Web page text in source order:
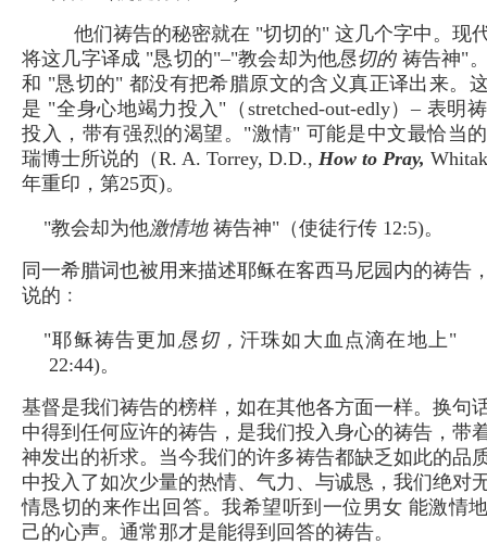
他们祷告的秘密就在 "切切的" 这几个字中。现
将这几字译成 "恳切的"–"教会却为他恳切的祷告神"
和 "恳切的" 都没有把希腊原文的含义真正译出来。
是 "全身心地竭力投入"（stretched-out-edly）– 表明
投入，带有强烈的渴望。"激情" 可能是中文最恰当
瑞博士所说的（R. A. Torrey, D.D., How to Pray,
年重印，第25页)。
"教会却为他激情地祷告神"（使徒行传 12:5)。
同一希腊词也被用来描述耶稣在客西马尼园内的祷告
说的﹕
"耶稣祷告更加 恳切，汗珠如大血点滴在地上"
22:44)。
基督是我们祷告的榜样，如在其他各方面一样。换句
中得到任何应许的祷告，是我们投入身心的祷告，带
神发出的祈求。当今我们的许多祷告都缺乏如此的品
中投入了如次少量的热情、气力、与诚恳，我们绝对
情恳切的来作出回答。我希望听到一位男女 能激情
己的心声。通常那才是能得到回答的祷告。